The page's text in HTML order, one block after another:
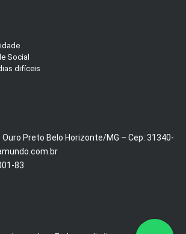
Social
difíceis
Ouro Preto Belo Horizonte/MG – Cep: 31340-
83